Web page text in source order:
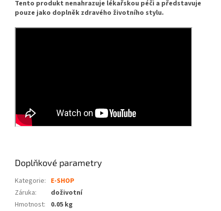
Tento produkt nenahrazuje lékařskou péči a představuje
pouze jako doplněk zdravého životního stylu.
Doplňkové parametry
Kategorie: E-SHOP
Záruka:
doživotní
Hmotnost: 0.05 kg